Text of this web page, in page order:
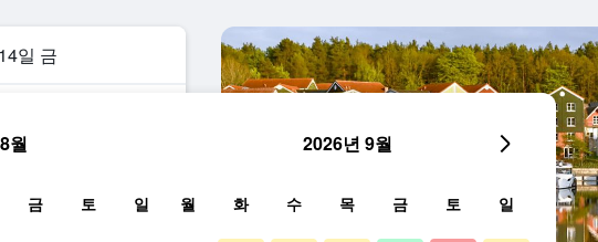
일 금
월
금 토 일
2026년 9월
월 화 수 목 금 토 일